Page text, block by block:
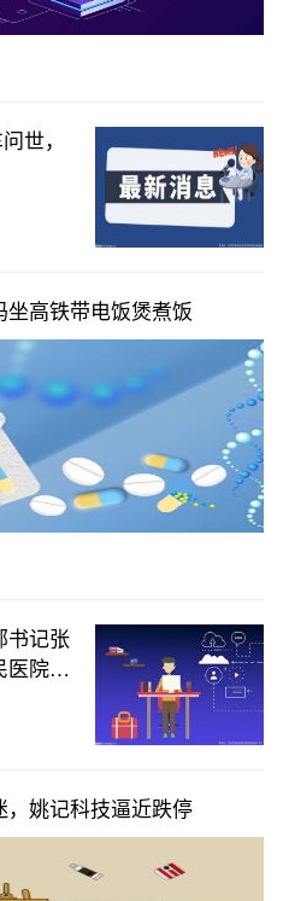
世，
高铁带电饭煲煮饭
书记张
医院院
，姚记科技逼近跌停